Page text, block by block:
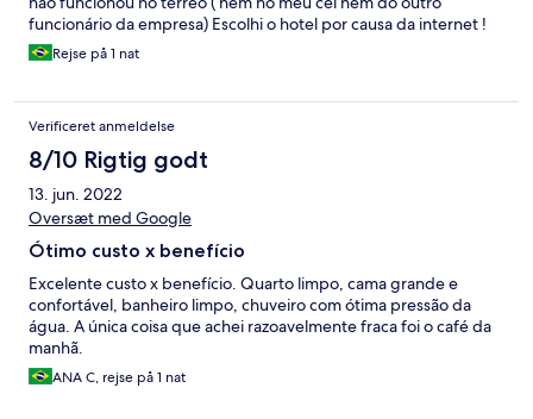
funcionário da empresa) Escolhi o hotel por causa da internet !
Não me hospedaria novamente .
Rejse på 1 nat
Verificeret anmeldelse
8/10 Rigtig godt
13. jun. 2022
Oversæt med Google
Ótimo custo x benefício
Excelente custo x benefício. Quarto limpo, cama grande e
confortável, banheiro limpo, chuveiro com ótima pressão da
água. A única coisa que achei razoavelmente fraca foi o café da
manhã.
ANA C, rejse på 1 nat